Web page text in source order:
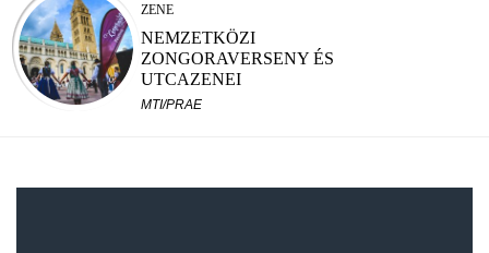
ZENE
NEMZETKÖZI
ZONGORAVERSENY ÉS
UTCAZENEI
TEHETSÉGKUTATÓ
MTI/PRAE